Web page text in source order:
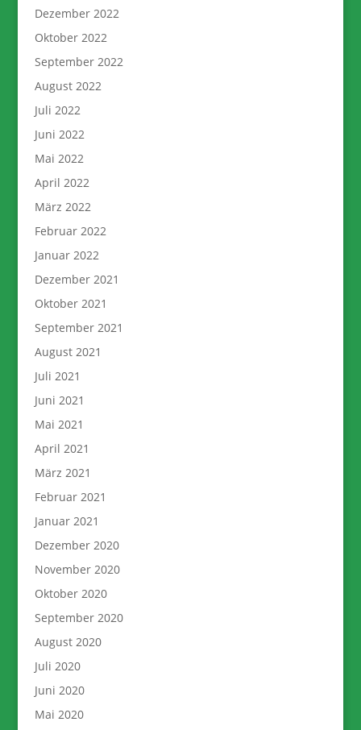
Dezember 2022
Oktober 2022
September 2022
August 2022
Juli 2022
Juni 2022
Mai 2022
April 2022
März 2022
Februar 2022
Januar 2022
Dezember 2021
Oktober 2021
September 2021
August 2021
Juli 2021
Juni 2021
Mai 2021
April 2021
März 2021
Februar 2021
Januar 2021
Dezember 2020
November 2020
Oktober 2020
September 2020
August 2020
Juli 2020
Juni 2020
Mai 2020